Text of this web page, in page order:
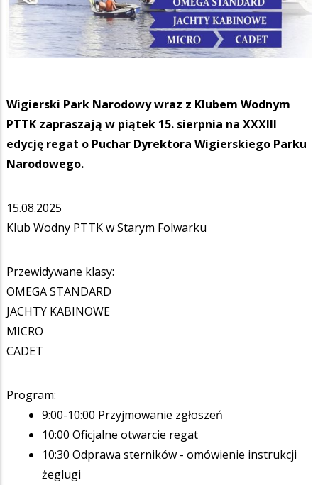
Wigierski Park Narodowy wraz z Klubem Wodnym
PTTK zapraszają w piątek 15. sierpnia na XXXIII
edycję regat o Puchar Dyrektora Wigierskiego Parku
Narodowego.
15.08.2025
Klub Wodny PTTK w Starym Folwarku
Przewidywane klasy:
OMEGA STANDARD
JACHTY KABINOWE
MICRO
CADET
Program:
9:00-10:00 Przyjmowanie zgłoszeń
10:00 Oficjalne otwarcie regat
10:30 Odprawa sterników - omówienie instrukcji
żeglugi